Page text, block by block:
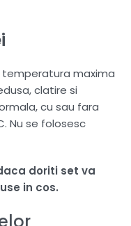
maxima
clatire si
cu sau fara
Nu se folosesc
doriti set va
in cos.